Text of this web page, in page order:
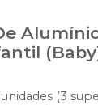
(3